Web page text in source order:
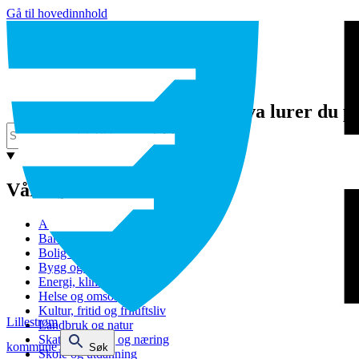
Gå til hovedinnhold
Lillestrøm
kommune
Søk
Hva lurer du
Våre tjenester
Avfall og gjenvinning
Barnehage
Bolig og sosiale tjenester
Bygg og eiendom
Energi, klima og miljø
Helse og omsorg
Kultur, fritid og friluftsliv
Landbruk og natur
Skatt, bevilling og næring
Skole og utdanning